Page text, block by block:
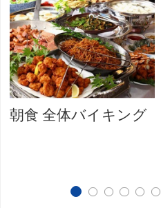
朝食 全体バイキング